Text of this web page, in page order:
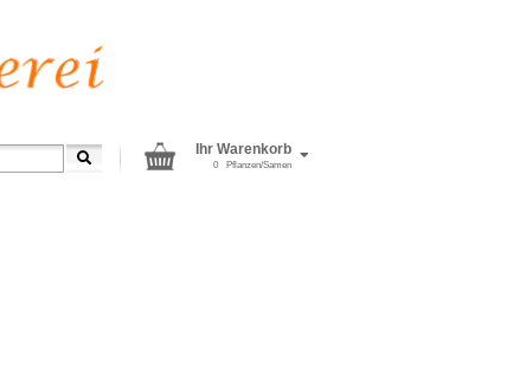
Ihr Warenkorb
Pflanzen/Samen
0